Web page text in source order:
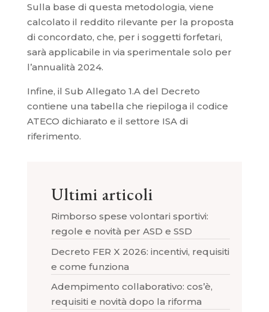
Sulla base di questa metodologia, viene
calcolato il reddito rilevante per la proposta
di concordato, che, per i soggetti forfetari,
sarà applicabile in via sperimentale solo per
l’annualità 2024.
Infine, il Sub Allegato 1.A del Decreto
contiene una tabella che riepiloga il codice
ATECO dichiarato e il settore ISA di
riferimento.
Ultimi articoli
Rimborso spese volontari sportivi:
regole e novità per ASD e SSD
Decreto FER X 2026: incentivi, requisiti
e come funziona
Adempimento collaborativo: cos’è,
requisiti e novità dopo la riforma